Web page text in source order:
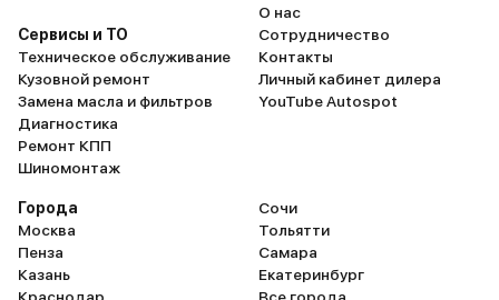
Сервисы и ТО
Техническое обслуживание
Кузовной ремонт
Замена масла и фильтров
Диагностика
Ремонт КПП
Шиномонтаж
О нас
Сотрудничество
Контакты
Личный кабинет дилера
YouTube Autospot
Города
Москва
Пенза
Казань
Сочи
Тольятти
Самара
Екатеринбург